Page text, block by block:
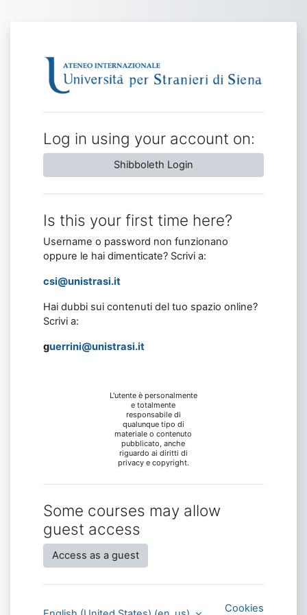
Log in to E-
Log in using your account on:
Shibboleth Login
Is this your first time here?
Username o password non funzionano
oppure le hai dimenticate? Scrivi a:
csi@unistrasi.it
Hai dubbi sui contenuti del tuo spazio online?
Scrivi a:
guerrini@unistrasi.it
L'utente è personalmente
e totalmente
responsabile di
qualunque tipo di
materiale o contenuto
pubblicato, anche
riguardo ai diritti di
privacy e copyright.
Some courses may allow
guest access
Access as a guest
Cookies